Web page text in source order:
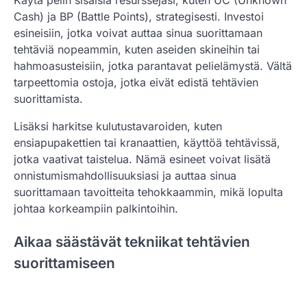
Cash) ja BP (Battle Points), strategisesti. Investoi
esineisiin, jotka voivat auttaa sinua suorittamaan
tehtäviä nopeammin, kuten aseiden skineihin tai
hahmoasusteisiin, jotka parantavat pelielämystä. Vältä
tarpeettomia ostoja, jotka eivät edistä tehtävien
suorittamista.
Lisäksi harkitse kulutustavaroiden, kuten
ensiapupakettien tai kranaattien, käyttöä tehtävissä,
jotka vaativat taistelua. Nämä esineet voivat lisätä
onnistumismahdollisuuksiasi ja auttaa sinua
suorittamaan tavoitteita tehokkaammin, mikä lopulta
johtaa korkeampiin palkintoihin.
Aikaa säästävät tekniikat tehtävien
suorittamiseen